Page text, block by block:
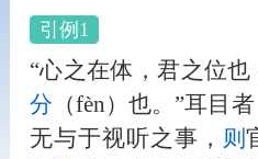
引例1
“心之在体，君之位
分 （fèn）也。”耳目
无与于视听之事， 则